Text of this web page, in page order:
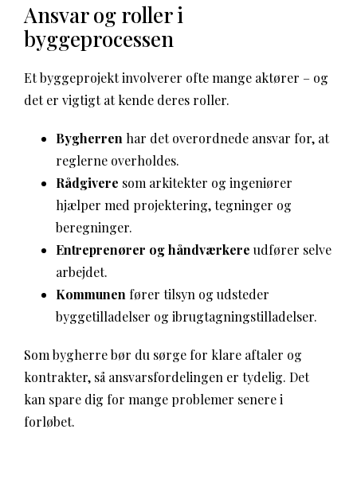
Ansvar og roller i
byggeprocessen
Et byggeprojekt involverer ofte mange aktører – og
det er vigtigt at kende deres roller.
Bygherren har det overordnede ansvar for, at
reglerne overholdes.
Rådgivere som arkitekter og ingeniører
hjælper med projektering, tegninger og
beregninger.
Entreprenører og håndværkere udfører selve
arbejdet.
Kommunen fører tilsyn og udsteder
byggetilladelser og ibrugtagningstilladelser.
Som bygherre bør du sørge for klare aftaler og
kontrakter, så ansvarsfordelingen er tydelig. Det
kan spare dig for mange problemer senere i
forløbet.